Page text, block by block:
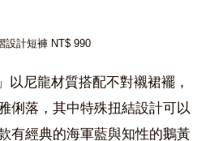
設計短褲 NT$ 990
」 以尼龍材質搭配不對襯裙襬 ，
俐落，其中特殊扭結設計可以
有經典的海軍藍與知性的鵝黃